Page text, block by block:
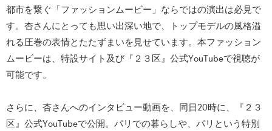
都市を繋ぐ「ファッションムービー」ならではの演出は必見で
す。杏さんにとっても思い出深い地で、トップモデルの風格溢
れる圧巻の表情とたたずまいを見せています。本ファッション
ムービーは、特設サイト及び『２３区』公式YouTubeで視聴が
可能です。
さらに、杏さんへのインタビュー動画を、同日20時に、『２３
区』公式YouTubeで公開。パリでの暮らしや、パリという特別